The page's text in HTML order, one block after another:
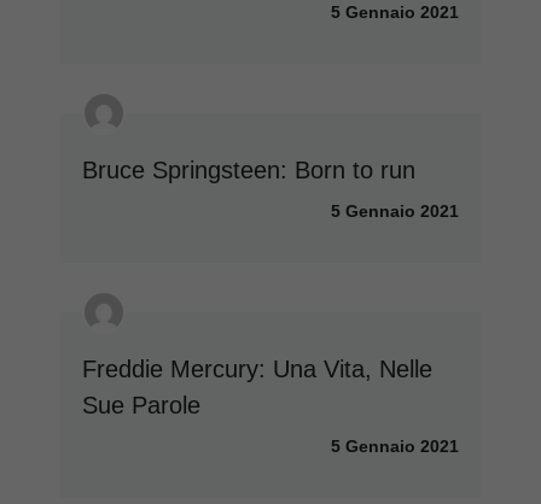
5 Gennaio 2021
Bruce Springsteen: Born to run
5 Gennaio 2021
Freddie Mercury: Una Vita, Nelle
Sue Parole
5 Gennaio 2021